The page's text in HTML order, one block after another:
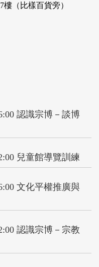
（比樣百貨旁）
認識宗博－談博
兒童館導覽訓練
文化平權推廣與
認識宗博－宗教